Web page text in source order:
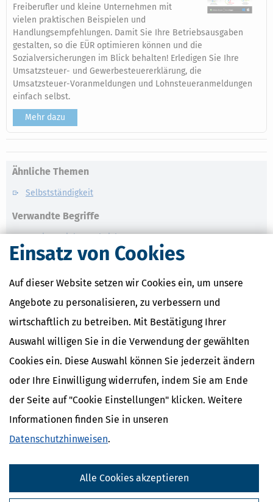
Einsatz von Cookies
Auf dieser Website setzen wir Cookies ein, um unsere
Angebote zu personalisieren, zu verbessern und
wirtschaftlich zu betreiben. Mit Bestätigung Ihrer
Auswahl willigen Sie in die Verwendung der gewählten
Cookies ein. Diese Auswahl können Sie jederzeit ändern
oder Ihre Einwilligung widerrufen, indem Sie am Ende
der Seite auf "Cookie Einstellungen" klicken. Weitere
Informationen finden Sie in unseren
Datenschutzhinweisen.
Alle Cookies akzeptieren
Freiberufler und kleine Unternehmen mit
vielen praktischen Beispielen und
Handlungsempfehlungen. Damit Sie Ihre Betriebsausgaben
gestalten, so die EÜR optimieren können und die
Sozialversicherungen im Blick behalten! Erledigen Sie Ihre
Umsatzsteuer- und Gewerbesteuererklärung, die
Umsatzsteuer-Voranmeldungen und Lohnsteueranmeldungen
einfach selbst.
Mehr dazu
Ähnliche Themen
Selbstständigkeit
Verwandte Begriffe
Gewinnerzielungsabsicht
Einkünfte aus selbstständiger Arbeit
Freiberufler
Verpachtung
Gewerbliche Einkünfte
Private Lebensführung